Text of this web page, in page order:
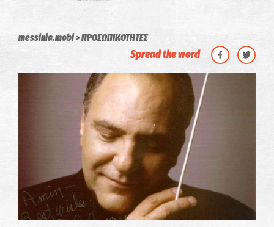
messinia.mobi ΠΡΟΣΩΠΙΚΟΤΗΤΕΣ
Spread the word